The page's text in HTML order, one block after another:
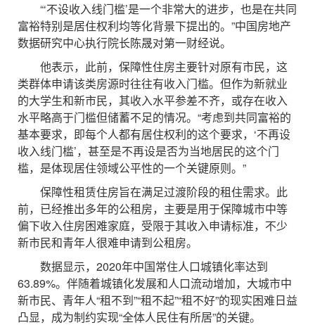
“‘不设收入线门槛’是一个非常大的进步，也是在共同
富裕特别是居住权利均等化背景下提出的。”中国房地产
数据研究中心执行院长陈晟对第一财经说。
他表示，此前，保障性住房主要针对原有市民，这
类群体申请该类房源时往往有收入门槛。但作为新就业
的大学生和新市民，其收入水平参差不齐，或存在收入
水平略高于门槛但储蓄不足的情况。“考虑到共同富裕的
基本要求，即每个人都有居住权利的这个要求，‘不再设
收入线门槛’，甚至是不再设是否为当地居民的这个门
槛，是体现居住领域公平性的一个关键原则。”
保障性租赁住房旨在满足过渡阶段的租住需求。此
前，已经推出多年的公租房，主要是用于保障城市中等
偏下收入住房困难家庭，受限于其收入申请标准，不少
新市民和青年人很难申请到公租房。
数据显示，2020年中国常住人口城镇化率达到
63.89%。伴随着城镇化发展和人口流动增加，大城市中
新市民、青年人“租不到”“租不起”“租不好”的现实困难日益
凸显，成为制约实现“全体人民住有所居”的关键。